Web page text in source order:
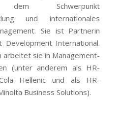
Schwerpunkt
und internationales
Sie ist Partnerin
Development International.
arbeitet sie in Management-
(unter anderem als HR-
Hellenic und als HR-
Business Solutions).